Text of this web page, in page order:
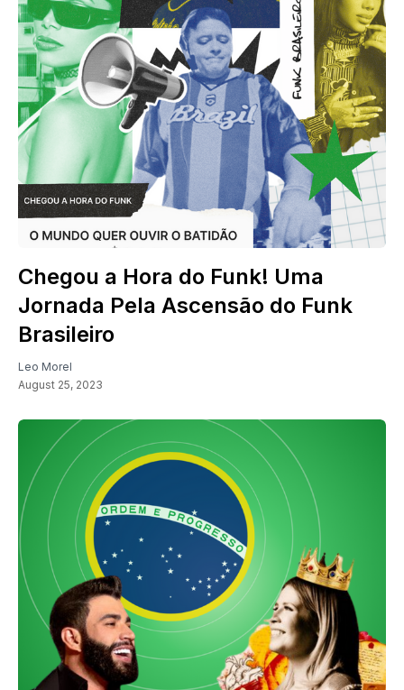
Chegou a Hora do Funk! Uma
Jornada Pela Ascensão do Funk
Brasileiro
Leo Morel
August 25, 2023